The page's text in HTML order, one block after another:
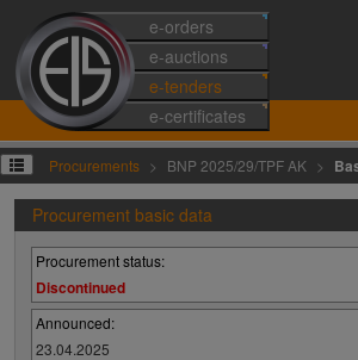
e-orders
e-auctions
e-tenders
e-certificates
Procurements BNP 2025/29/TPF AK
Procurement basic data
Procurement status:
Discontinued
Announced:
23.04.2025